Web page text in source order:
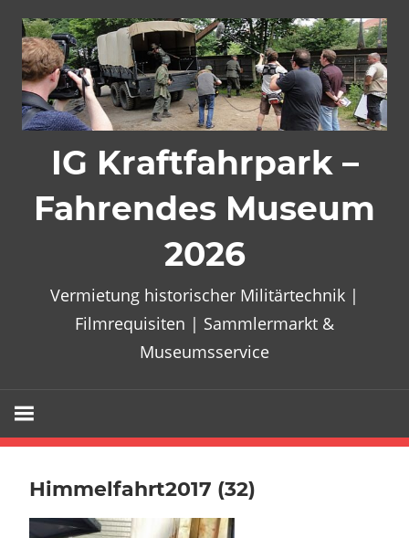
Inhalt
springen
IG Kraftfahrpark –
Fahrendes Museum
2026
Vermietung historischer Militärtechnik |
Filmrequisiten | Sammlermarkt &
Museumsservice
Himmelfahrt2017 (32)